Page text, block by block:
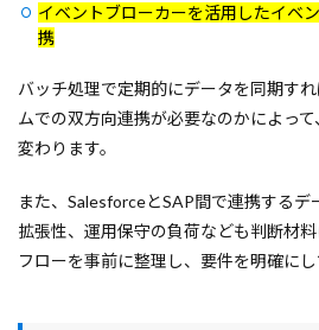
イベントブローカーを活用したイベ
携
バッチ処理で定期的にデータを同期す
ムでの双方向連携が必要なのかによっ
変わります。
また、SalesforceとSAP間で連携する
拡張性、運用保守の負荷なども判断材
フローを事前に整理し、要件を明確にし